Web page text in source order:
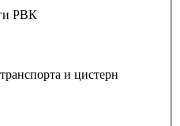
РВК
и цистерн